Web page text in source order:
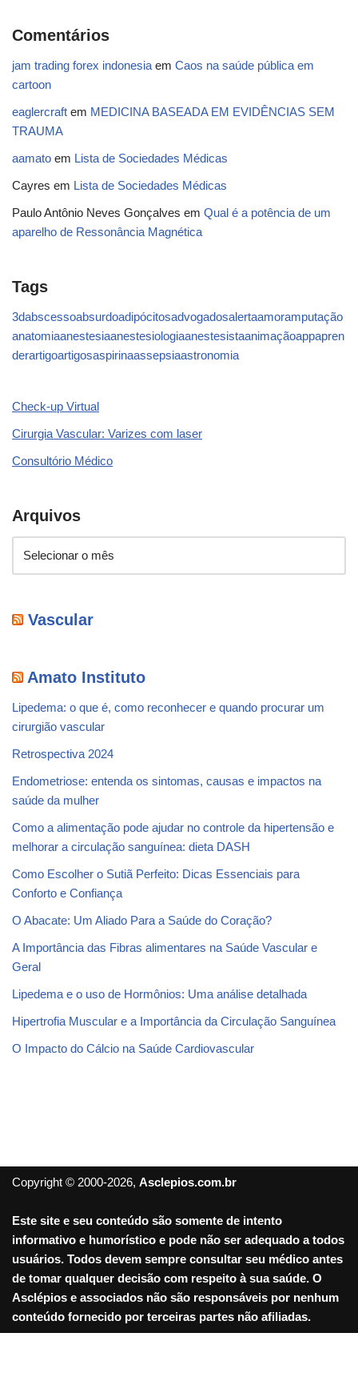
Comentários
jam trading forex indonesia em Caos na saúde pública em
cartoon
eaglercraft em MEDICINA BASEADA EM EVIDÊNCIAS SEM
TRAUMA
aamato em Lista de Sociedades Médicas
Cayres em Lista de Sociedades Médicas
Paulo Antônio Neves Gonçalves em Qual é a potência de um
aparelho de Ressonância Magnética
Tags
3dabscessoabsurdoadipócitosadvogadosalertaamoramputação
anatomiaanestesiaanestesiologiaanestesistaanimaçãoappapren
derartigoartigosaspirinaassepsiaastronomia
Check-up Virtual
Cirurgia Vascular: Varizes com laser
Consultório Médico
Arquivos
Vascular
Amato Instituto
Lipedema: o que é, como reconhecer e quando procurar um
cirurgião vascular
Retrospectiva 2024
Endometriose: entenda os sintomas, causas e impactos na
saúde da mulher
Como a alimentação pode ajudar no controle da hipertensão e
melhorar a circulação sanguínea: dieta DASH
Como Escolher o Sutiã Perfeito: Dicas Essenciais para
Conforto e Confiança
O Abacate: Um Aliado Para a Saúde do Coração?
A Importância das Fibras alimentares na Saúde Vascular e
Geral
Lipedema e o uso de Hormônios: Uma análise detalhada
Hipertrofia Muscular e a Importância da Circulação Sanguínea
O Impacto do Cálcio na Saúde Cardiovascular
Copyright © 2000-2026, Asclepios.com.br
Este site e seu conteúdo são somente de intento
informativo e humorístico e pode não ser adequado a todos
usuários. Todos devem sempre consultar seu médico antes
de tomar qualquer decisão com respeito à sua saúde. O
Asclépios e associados não são responsáveis por nenhum
conteúdo fornecido por terceiras partes não afiliadas.